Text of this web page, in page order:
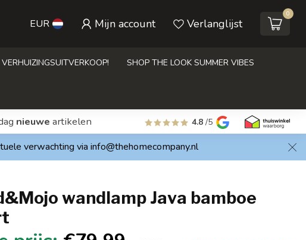
EUR Mijn account Verlanglijst
0
VERHUIZINGSUITVERKOOP! SHOP THE LOOK SUMMER VIBES
nieuwe artikelen 4.8 /5
verwachting via info@thehomecompany.nl
wandlamp Java bamboe